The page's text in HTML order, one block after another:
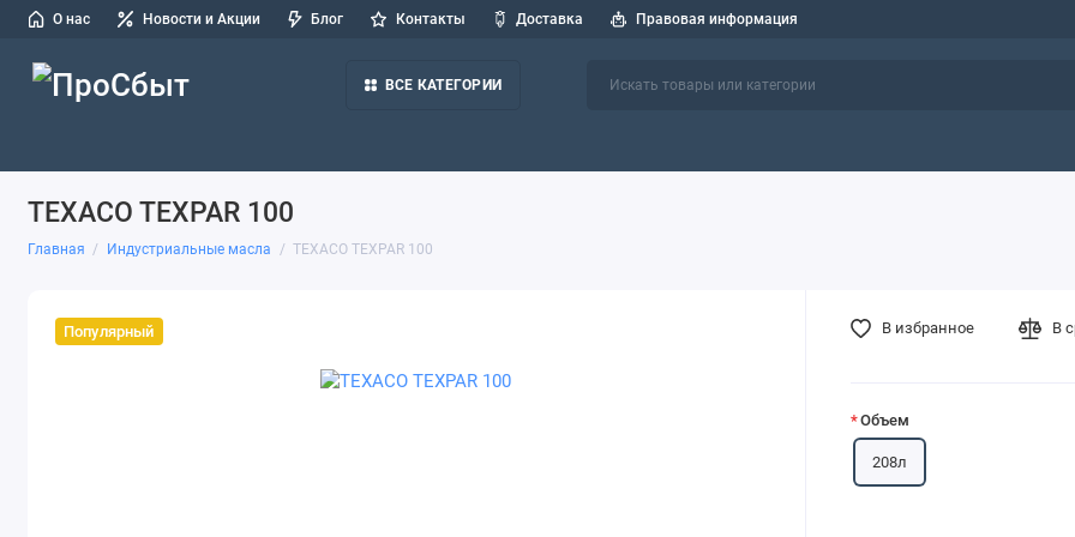
О нас Новости и Акции Блог Контакты Доставка Правовая информация
ВСЕ КАТЕГОРИИ
TEXACO TEXPAR 100
Главная Индустриальные масла TEXACO TEXPAR 100
Популярный В избранное В
Объем
208л